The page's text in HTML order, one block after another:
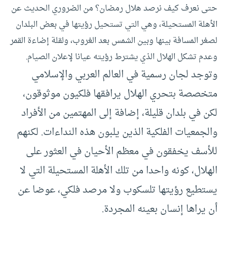
حتى نعرف كيف نرصد هلال رمضان؟ من الضروري الحديث عن
الأهلة المستحيلة، وهي التي تستحيل رؤيتها في بعض البلدان
لصغر المسافة بينها وبين الشمس بعد الغروب، ولقلة إضاءة القمر
وعدم تشكل الهلال الذي يشترط رؤيته عيانا لإعلان الصيام.
وتوجد لجان رسمية في العالم العربي والإسلامي
متخصصة بتحري الهلال يرافقها فلكيون موثوقون،
لكن في بلدان قليلة، إضافة إلى المهتمين من الأفراد
والجمعيات الفلكية الذين يلبون هذه النداءات. لكنهم
للأسف يخفقون في معظم الأحيان في العثور على
الهلال، كونه واحدا من تلك الأهلة المستحيلة التي لا
يستطيع رؤيتها تلسكوب ولا مرصد فلكي، عوضا عن
أن يراها إنسان بعينه المجردة.